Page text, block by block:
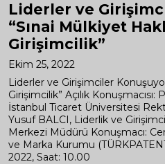
Liderler ve
“Sınai Mülkiyet
Girişimcilik”
Ekim 25, 2022
Liderler ve Girişimciler
Girişimcilik” Açılık
İstanbul Ticaret Üniversitesi
Yusuf BALCI, Liderlik ve
Merkezi Müdürü Konuşmacı:
ve Marka Kurumu
2022, Saat: 10.00